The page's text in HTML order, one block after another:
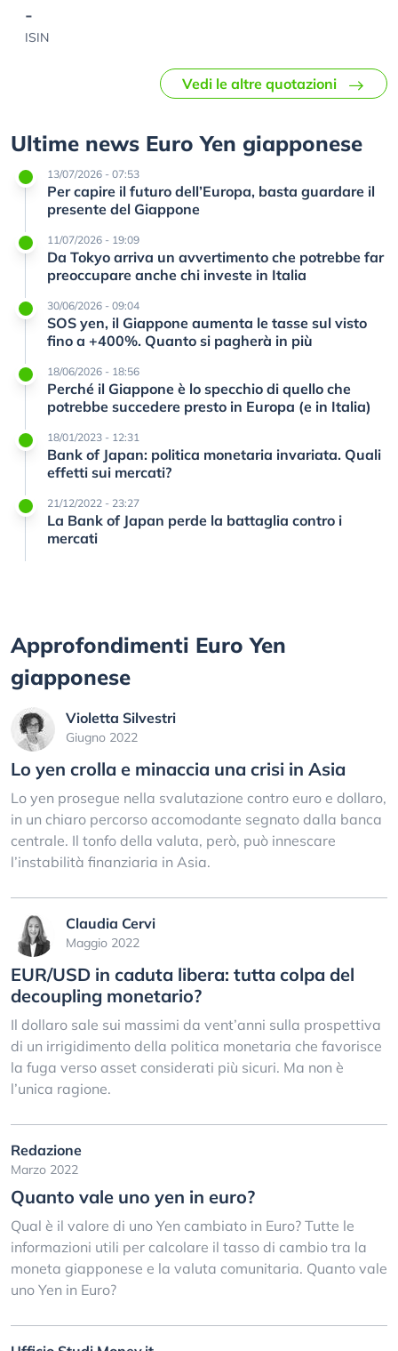
-
ISIN
Vedi le altre quotazioni
Ultime news Euro Yen giapponese
13/07/2026 - 07:53
Per capire il futuro dell’Europa, basta guardare il
presente del Giappone
11/07/2026 - 19:09
Da Tokyo arriva un avvertimento che potrebbe far
preoccupare anche chi investe in Italia
30/06/2026 - 09:04
SOS yen, il Giappone aumenta le tasse sul visto
fino a +400%. Quanto si pagherà in più
18/06/2026 - 18:56
Perché il Giappone è lo specchio di quello che
potrebbe succedere presto in Europa (e in Italia)
18/01/2023 - 12:31
Bank of Japan: politica monetaria invariata. Quali
effetti sui mercati?
21/12/2022 - 23:27
La Bank of Japan perde la battaglia contro i
mercati
Approfondimenti Euro Yen
giapponese
Violetta Silvestri
Giugno 2022
Lo yen crolla e minaccia una crisi in Asia
Lo yen prosegue nella svalutazione contro euro e dollaro,
in un chiaro percorso accomodante segnato dalla banca
centrale. Il tonfo della valuta, però, può innescare
l’instabilità finanziaria in Asia.
Claudia Cervi
Maggio 2022
EUR/USD in caduta libera: tutta colpa del
decoupling monetario?
Il dollaro sale sui massimi da vent’anni sulla prospettiva
di un irrigidimento della politica monetaria che favorisce
la fuga verso asset considerati più sicuri. Ma non è
l’unica ragione.
Redazione
Marzo 2022
Quanto vale uno yen in euro?
Qual è il valore di uno Yen cambiato in Euro? Tutte le
informazioni utili per calcolare il tasso di cambio tra la
moneta giapponese e la valuta comunitaria. Quanto vale
uno Yen in Euro?